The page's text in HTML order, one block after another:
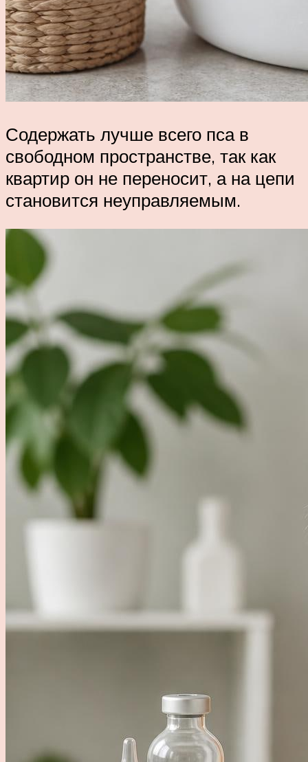
Содержать лучше всего пса в
свободном пространстве, так как
квартир он не переносит, а на цепи
становится неуправляемым.